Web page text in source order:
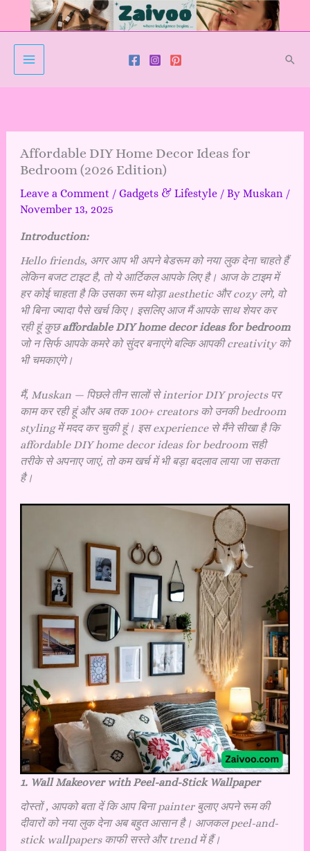
Affordable DIY Home Decor Ideas for
Bedroom (2026 Edition)
Leave a Comment / Gadgets & Lifestyle/ By Muskan /
November 13, 2025
Introduction:
Hello friends, अगर आप भी अपने बेडरूम को नया लुक देना चाहते हैं
लेकिन बजट टाइट है, तो ये आर्टिकल आपके लिए है। आज के टाइम में
हर कोई चाहता है कि उसका रूम थोड़ा aesthetic और cozy लगे, वो
भी बिना ज्यादा पैसे खर्च किए। इसलिए आज मैं आपके साथ शेयर कर
रही हूं कुछaffordable DIY home decor ideas for bedroom
जो न सिर्फ आपके कमरे को सुंदर बनाएंगे बल्कि आपकी creativity को
भी चमकाएंगे।
मैं, Muskan — पिछले तीन सालों से interior DIY projects पर
काम कर रही हूं और अब तक 100+ creators को उनकी bedroom
styling में मदद कर चुकी हूं। इस experience से मैंने सीखा है कि
affordable DIY home decor ideas for bedroom सही
तरीके से अपनाए जाएं, तो कम खर्च में भी बड़ा बदलाव लाया जा सकता
है।
1. Wall Makeover with Peel-and-Stick Wallpaper
दोस्तों , आपको बता दें कि आप बिना painter बुलाए अपने रूम की
दीवारों को नया लुक देना अब बहुत आसान है। आजकल peel-and-
stick wallpapers काफी सस्ते और trend में हैं।